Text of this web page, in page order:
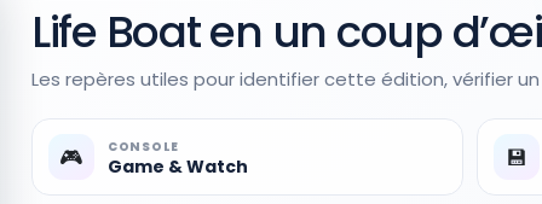
Life Boat en un coup
Les repères utiles pour identifier cette édition, vérifier
🎮 CONSOLE
Game & Watch 💾